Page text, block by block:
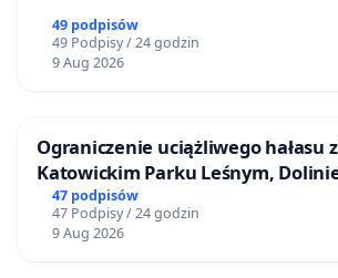
49 podpisów
49 Podpisy / 24 godzin
9 Aug 2026
Ograniczenie uciążliwego hałasu
Katowickim Parku Leśnym,
Stawów i na Lotnisku Muchowiec
47 podpisów
47 Podpisy / 24 godzin
9 Aug 2026